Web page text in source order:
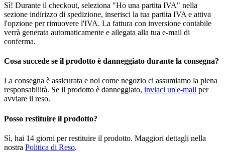
Sì! Durante il checkout, seleziona "Ho una partita IVA" nella
sezione indirizzo di spedizione, inserisci la tua partita IVA e attiva
l'opzione per rimuovere l'IVA. La fattura con inversione contabile
verrà generata automaticamente e allegata alla tua e-mail di
conferma.
Cosa succede se il prodotto è danneggiato durante la consegna?
La consegna è assicurata e noi come negozio ci assumiamo la piena
responsabilità. Se il prodotto è danneggiato, inviaci un'e-mail per
avviare il reso.
Posso restituire il prodotto?
Sì, hai 14 giorni per restituire il prodotto. Maggiori dettagli nella
nostra Politica di Reso.